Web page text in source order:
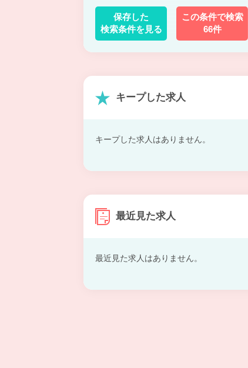
保存した
検索条件を見る
この条件で検索
66件
キープした求人
キープした求人はありません。
最近見た求人
最近見た求人はありません。